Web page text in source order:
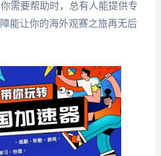
需要帮助时，总有人能提供专
能让你的海外观赛之旅再无后